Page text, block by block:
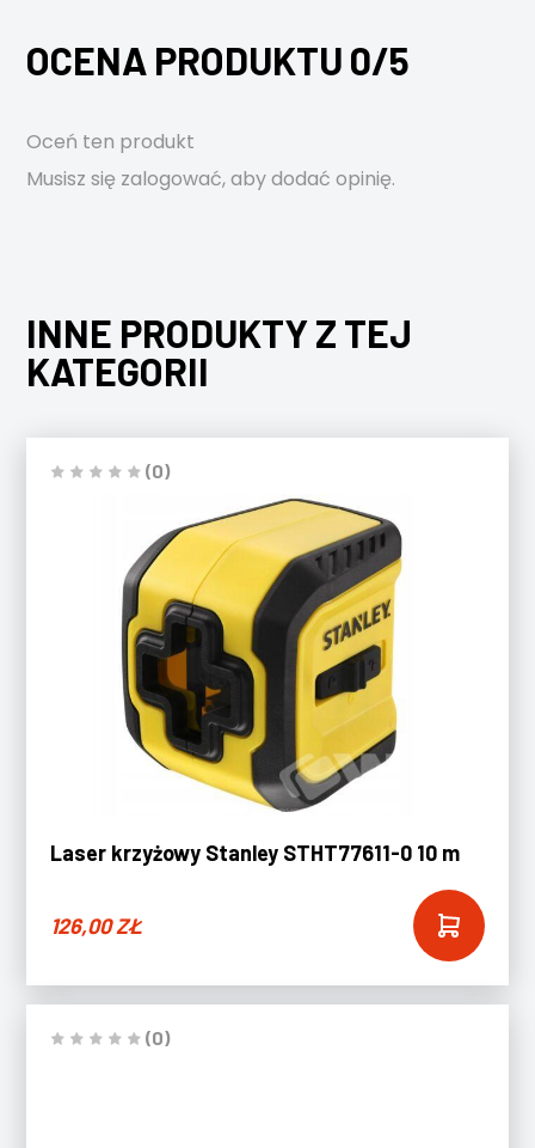
OCENA PRODUKTU 0/5
Oceń ten produkt
Musisz się zalogować, aby dodać opinię.
INNE PRODUKTY Z TEJ
KATEGORII
(0)
Laser krzyżowy Stanley STHT77611-0 10 m
126,00ZŁ
(0)